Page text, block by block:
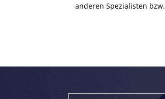
anderen Spezialisten